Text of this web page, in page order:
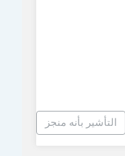
التأشير بأنه منجز